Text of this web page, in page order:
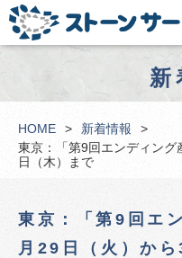
新
HOME
新着情報
東京：「第9回エンディング
日（木）まで
東京：「第9回エ
月29日（火）か